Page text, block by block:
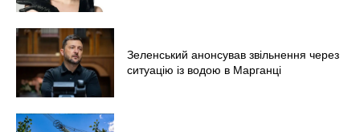
Зеленський анонсував звільнення через
ситуацію із водою в Марганці